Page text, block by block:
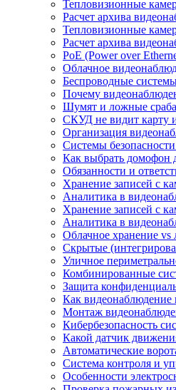
Тепловизионные
Расчет архива
Тепловизионные
Расчет архива
PoE (Power over
Облачное
Беспроводные
Почему
Шумят и ложные
СКУД не видит карту
Организация
Системы
Как выбрать домофон
Обязанности и
Хранение записей с
Аналитика в
Хранение записей с
Аналитика в
Облачное хранение
Скрытые
Уличное
Комбинированные
Защита
Как видеонаблюдение
Монтаж
Кибербезопасность
Какой датчик
Автоматические
Система контроля и
Особенности